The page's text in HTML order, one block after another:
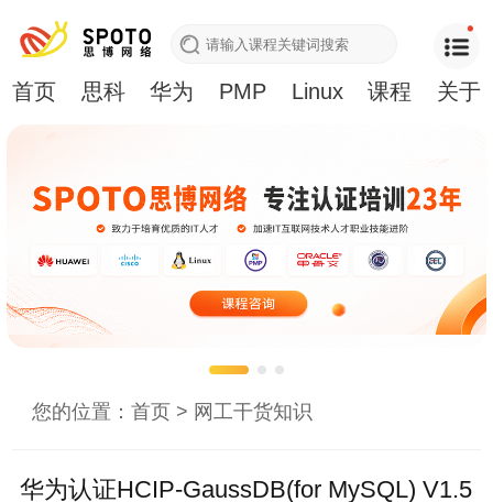
首页 思科 华为 PMP Linux 课程 关于
您的位置：首页 > 网工干货知识
华为认证HCIP-GaussDB(for MySQL) V1.5